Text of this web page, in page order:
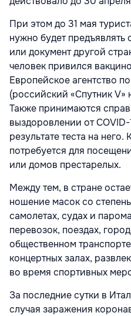
При этом до 31 мая
нужно будет
или документ другой
человек привился
Европейское агентство
(российский «Спутник V»
Также принимаются
выздоровлении от
результате теста на
потребуется для
или домов престарелых.
Между тем, в стране
ношение масок со
самолетах, судах и
перевозок, поездах,
общественном
концертных залах,
во время спортивных
За последние сутки в
случая заражения